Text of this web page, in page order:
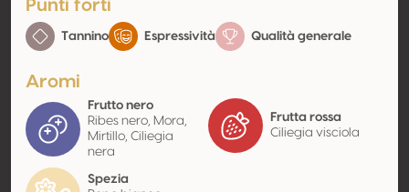
Punti forti
Tannino Espressività Qualità generale
Aromi
Frutto nero
Ribes nero, Mora,
Mirtillo, Ciliegia
nera
Frutta rossa
Ciliegia visciola
Spezia